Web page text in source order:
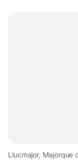
Llucmajor, Majorque